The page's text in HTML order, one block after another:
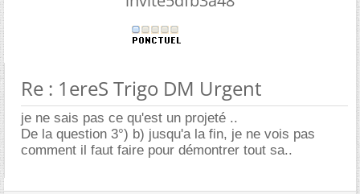
Re : 1ereS Trigo DM Urgent
je ne sais pas ce qu'est un projeté ..
De la question 3°) b) jusqu'a la fin, je ne vois pas
comment il faut faire pour démontrer tout sa..